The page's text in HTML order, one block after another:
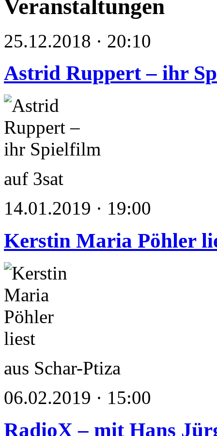
Veranstaltungen
25.12.2018 · 20:10
Astrid Ruppert – ihr
auf 3sat
14.01.2019 · 19:00
Kerstin Maria Pöhler
aus Schar-Ptiza
06.02.2019 · 15:00
RadioX – mit Hans